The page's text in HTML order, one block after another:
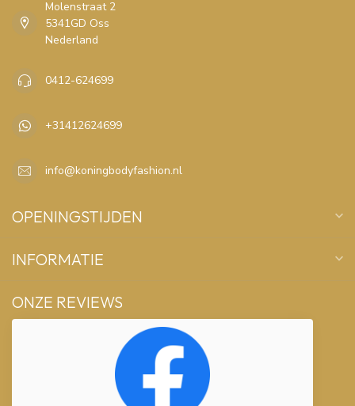
Molenstraat 2
5341GD Oss
Nederland
0412-624699
+31412624699
info@koningbodyfashion.nl
OPENINGSTIJDEN
INFORMATIE
ONZE REVIEWS